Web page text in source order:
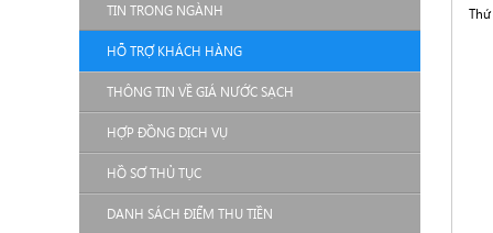
TIN TRONG NGÀNH
HỖ TRỢ KHÁCH HÀNG
THÔNG TIN VỀ GIÁ NƯỚC SẠCH
HỢP ĐỒNG DỊCH VỤ
HỒ SƠ THỦ TỤC
DANH SÁCH ĐIỂM THU TIỀN